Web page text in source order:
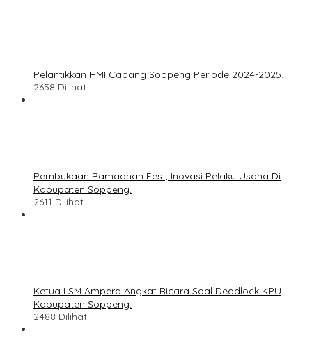
Pelantikkan HMI Cabang Soppeng Periode 2024-2025.
2658 Dilihat
Pembukaan Ramadhan Fest, Inovasi Pelaku Usaha Di
Kabupaten Soppeng.
2611 Dilihat
Ketua LSM Ampera Angkat Bicara Soal Deadlock KPU
Kabupaten Soppeng.
2488 Dilihat